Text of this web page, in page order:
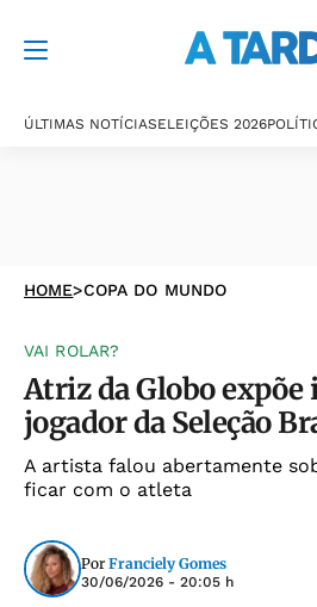
ÚLTIMAS NOTÍCIASELEIÇÕES 2026
HOME>COPA DO MUNDO
VAI ROLAR?
Atriz da Globo expõe
jogador da Seleção
A artista falou abertamente
ficar com o atleta
Por Franciely Gomes
30/06/2026 - 20:05 h